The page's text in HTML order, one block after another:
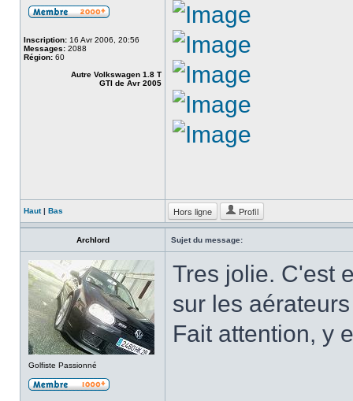
Inscription: 16 Avr 2006, 20:56
Messages: 2088
Région: 60
Autre Volkswagen 1.8 T
GTI de Avr 2005
Haut| Bas Hors ligne Profil
Archlord Sujet du message:
Golfiste Passionné
Tres jolie. C'est
sur les
Fait attention, y